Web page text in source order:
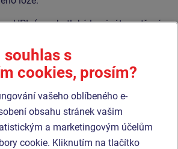
z HPL (vysokotlaký laminát opatřený
poškrábání a odolností proti vodě).
je pozinkovaný nebo nerezový.
zboží
Produkt - LD-021K20-10
souhlas s
cookies, prosím?
vašeho oblíbeného e-
obsahu stránek vašim
a marketingovým účelům
cookie. Kliknutím na tlačítko